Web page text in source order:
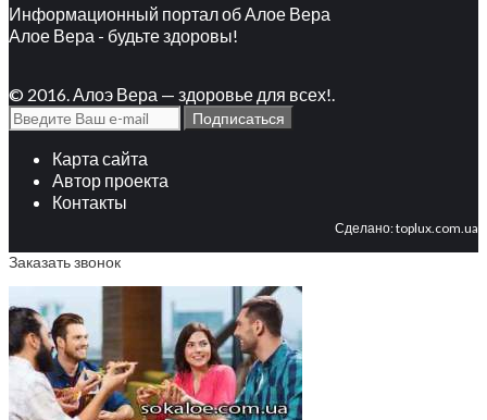
Информационный портал об Алое Вера
Алое Вера - будьте здоровы!
© 2016. Алоэ Вера — здоровье для всех!.
Карта сайта
Автор проекта
Контакты
Сделано:toplux.com.ua
Заказать звонок